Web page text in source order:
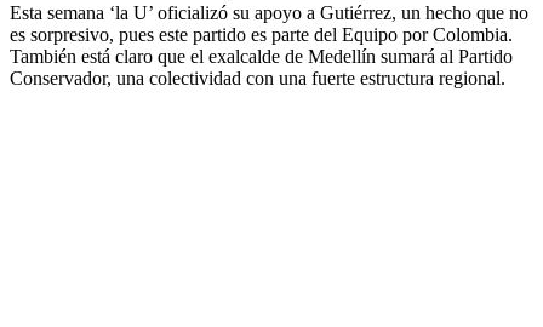
Esta semana ‘la U’ oficializó su apoyo a Gutiérrez, un hecho que no
es sorpresivo, pues este partido es parte del Equipo por Colombia.
También está claro que el exalcalde de Medellín sumará al Partido
Conservador, una colectividad con una fuerte estructura regional.